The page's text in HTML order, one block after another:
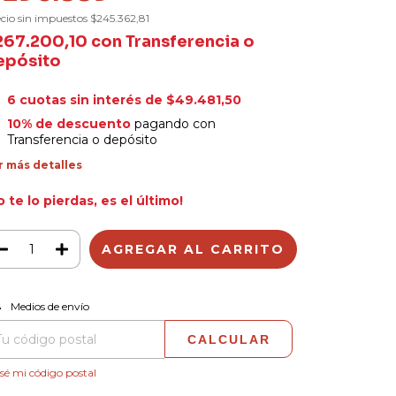
sin impuestos $245.362,81
con Transferencia o
6 cuotas sin interés de $49.481,50
10% de descuentopagando con
Transferencia o depósito
más detalles
te lo pierdas, es el último!
para el CP:
Medios de envío
CALCULAR
mi código postal